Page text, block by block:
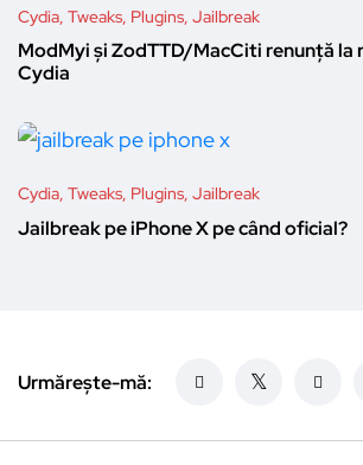
Cydia, Tweaks, Plugins, Jailbreak
ModMyi și ZodTTD/MacCiti renunță la
Cydia
Cydia, Tweaks, Plugins, Jailbreak
Jailbreak pe iPhone X pe când oficial?
Urmărește-mă: